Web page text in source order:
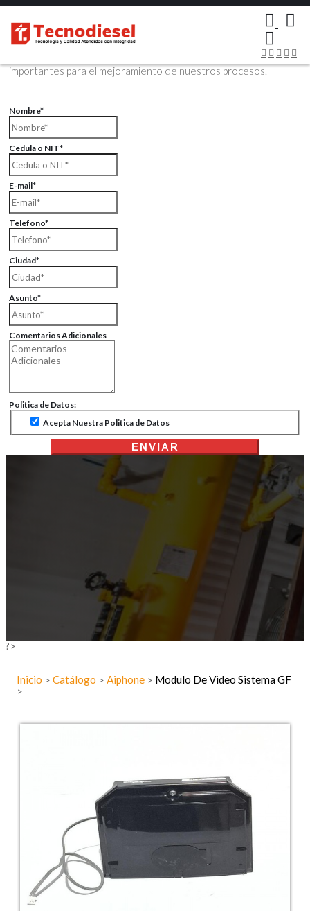
Contáctenos Vía Email
Envíenos sus datos con sus comentarios, sus opiniones son muy
importantes para el mejoramiento de nuestros procesos.
Nombre*
Cedula o NIT*
E-mail*
Telefono*
Ciudad*
Asunto*
Comentarios Adicionales
Politica de Datos:
Acepta Nuestra Politica de Datos
ENVIAR
?>
Inicio > Catálogo > Aiphone > Modulo De Video Sistema GF
>